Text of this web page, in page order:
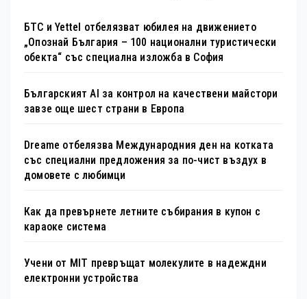
БТС и Yettel отбелязват юбилея на движението
„Опознай България – 100 национални туристически
обекта“ със специална изложба в София
Българският AI за контрол на качествени майстори
завзе още шест страни в Европа
Dreame отбелязва Международния ден на котката
със специални предложения за по-чист въздух в
домовете с любимци
Как да превърнете летните събирания в купон с
караоке система
Учени от MIT превръщат молекулите в надеждни
електронни устройства